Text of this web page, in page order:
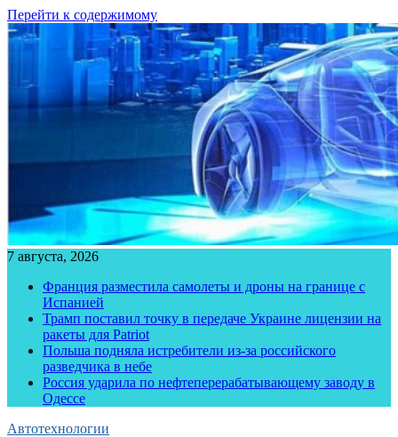
Перейти к содержимому
7 августа, 2026
Франция разместила самолеты и дроны на границе с
Испанией
Трамп поставил точку в передаче Украине лицензии на
ракеты для Patriot
Польша подняла истребители из-за российского
разведчика в небе
Россия ударила по нефтеперерабатывающему заводу в
Одессе
Автотехнологии